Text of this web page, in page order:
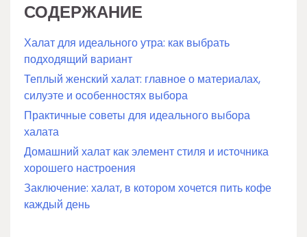
СОДЕРЖАНИЕ
Халат для идеального утра: как выбрать
подходящий вариант
Теплый женский халат: главное о материалах,
силуэте и особенностях выбора
Практичные советы для идеального выбора
халата
Домашний халат как элемент стиля и источника
хорошего настроения
Заключение: халат, в котором хочется пить кофе
каждый день